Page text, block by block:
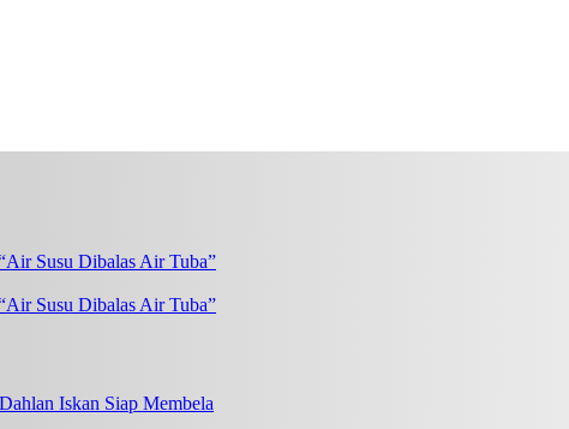
Susu Dibalas Air Tuba”
Iskan Siap Membela